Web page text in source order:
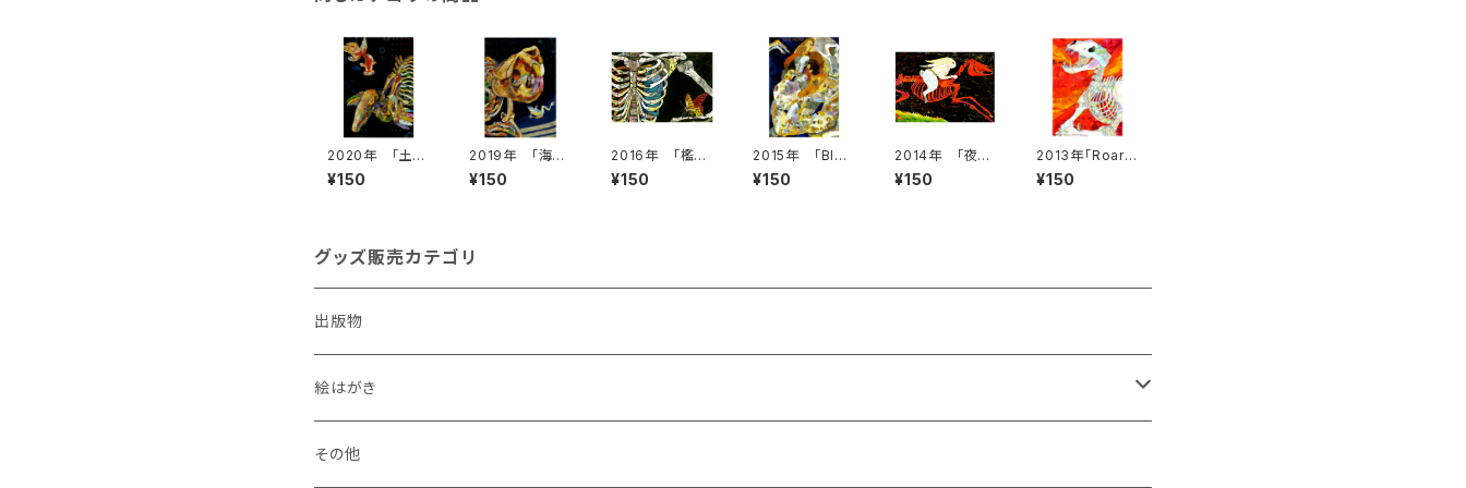
2020年 「土竜
[モグラ]」 絵は
がき
¥150
2019年 「海狸
[ビーバー]」絵は
がき
¥150
2016年 「檻の
中」絵はがき
¥150
2015年 「BIG
HEAD」絵はがき
¥150
2014年 「夜明
け前の疾走」
絵はがき
¥150
2013年「Roarin
g tiger」絵はが
き
¥150
グッズ販売カテゴリ
出版物
絵はがき
犬
その他